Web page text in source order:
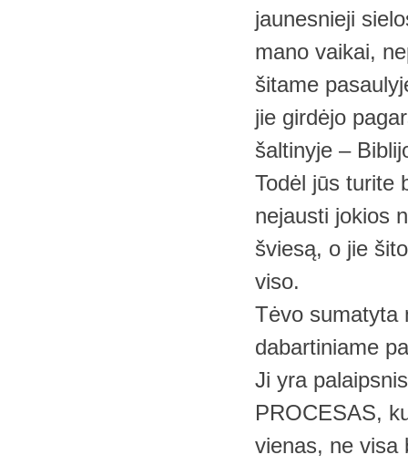
jaunesnieji
mano vaikai,
šitame
jie girdėjo
šaltinyje –
Todėl jūs turite
nejausti jokios
šviesą, o jie
viso.
Tėvo sumatyta
dabartiniame
Ji yra
PROCESAS,
vienas, ne visa